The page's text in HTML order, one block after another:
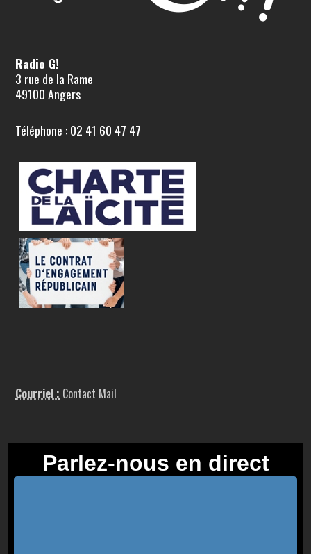
Radio G!
3 rue de la Rame
49100 Angers
Téléphone : 02 41 60 47 47
Courriel : Contact Mail